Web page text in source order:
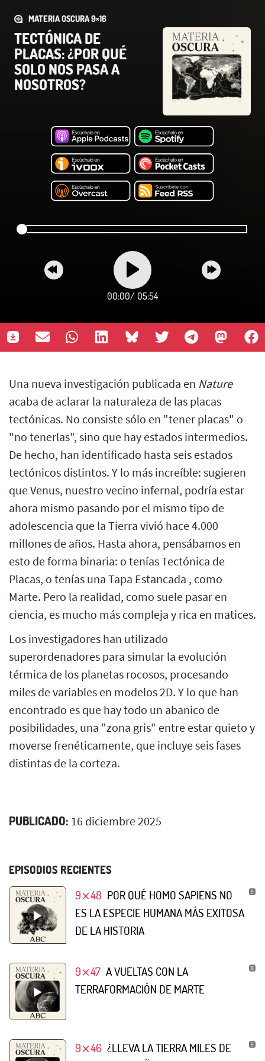
MATERIA OSCURA 9×16
TECTÓNICA DE
PLACAS: ¿POR QUÉ
SOLO NOS PASA A
NOSOTROS?
00:00/ 05:54
Una nueva investigación publicada en Nature
acaba de aclarar la naturaleza de las placas
tectónicas. No consiste sólo en "tener placas" o
"no tenerlas", sino que hay estados intermedios.
De hecho, han identificado hasta seis estados
tectónicos distintos. Y lo más increíble: sugieren
que Venus, nuestro vecino infernal, podría estar
ahora mismo pasando por el mismo tipo de
adolescencia que la Tierra vivió hace 4.000
millones de años. Hasta ahora, pensábamos en
esto de forma binaria: o tenías Tectónica de
Placas, o tenías una Tapa Estancada , como
Marte. Pero la realidad, como suele pasar en
ciencia, es mucho más compleja y rica en matices.
Los investigadores han utilizado
superordenadores para simular la evolución
térmica de los planetas rocosos, procesando
miles de variables en modelos 2D. Y lo que han
encontrado es que hay todo un abanico de
posibilidades, una "zona gris" entre estar quieto y
moverse frenéticamente, que incluye seis fases
distintas de la corteza.
PUBLICADO: 16 diciembre 2025
EPISODIOS RECIENTES
9⨯48 POR QUÉ HOMO SAPIENS NO
ES LA ESPECIE HUMANA MÁS EXITOSA
DE LA HISTORIA
9⨯47 A VUELTAS CON LA
TERRAFORMACIÓN DE MARTE
9⨯46 ¿LLEVA LA TIERRA MILES DE